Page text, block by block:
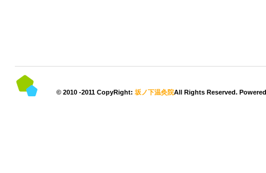
© 2010 -2011 CopyRight: 坂ノ下温灸院All Rights Reserved.